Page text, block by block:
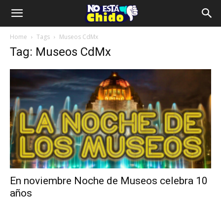
Home Tags Museos CdMx
Tag: Museos CdMx
En noviembre Noche de Museos celebra 10
años